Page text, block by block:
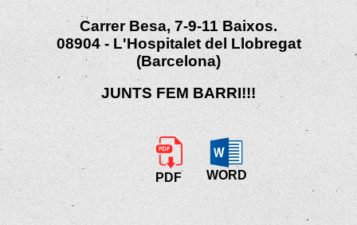
Carrer Besa, 7-9-11 Baixos.
08904 - L'Hospitalet del Llobregat
(Barcelona)
JUNTS FEM BARRI!!!
PDF WORD